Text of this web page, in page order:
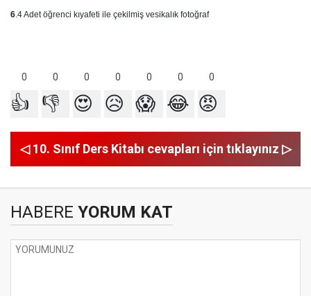
6.4 Adet öğrenci kıyafeti ile çekilmiş vesikalık fotoğraf
0 0 0 0 0 0 0
👍 👎 😍 😥 😱 😂 😡
◁ 10. Sınıf Ders Kitabı cevapları için tıklayınız ▷
HABERE YORUM KAT